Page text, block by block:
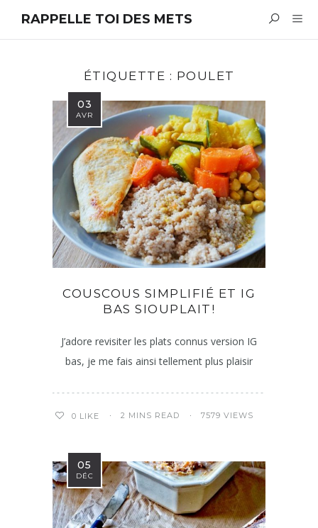
RAPPELLE TOI DES METS
ÉTIQUETTE : POULET
03
AVR
COUSCOUS SIMPLIFIÉ ET IG
BAS SIOUPLAIT!
J’adore revisiter les plats connus version IG
bas, je me fais ainsi tellement plus plaisir
0 LIKE 2 MINS READ 7579 VIEWS
05
DÉC